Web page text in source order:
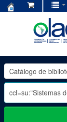
OLADE
-